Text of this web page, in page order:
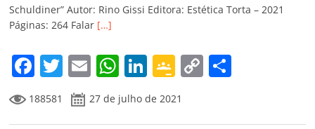
ro
m
Schuldiner” Autor: Rino Gissi Editora: Estética Torta – 2021
Páginas: 264 Falar […]
F
a
c
T
w
itt
E
m
ai
W
h
at
Li
n
k
G
o
o
C
188581 27 de julho de 2021